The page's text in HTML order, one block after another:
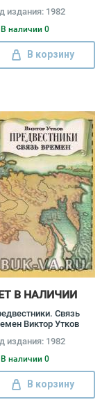
издания: 1982
наличии 0
В корзину
В НАЛИЧИИ
Связь
Виктор Утков
издания: 1982
наличии 0
В корзину